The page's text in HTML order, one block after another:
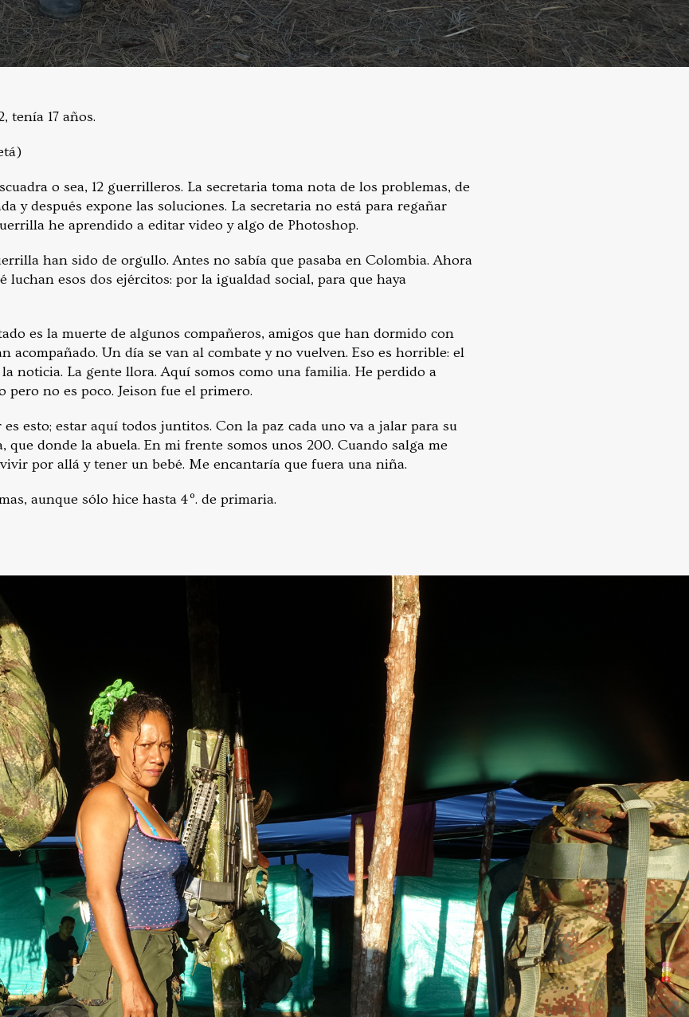
tenía 17 años.
o sea, 12 guerrilleros. La secretaria toma nota de los problemas, de
y después expone las soluciones. La secretaria no está para regañar
he aprendido a editar video y algo de Photoshop.
han sido de orgullo. Antes no sabía que pasaba en Colombia. Ahora
luchan esos dos ejércitos: por la igualdad social, para que haya
es la muerte de algunos compañeros, amigos que han dormido con
acompañado. Un día se van al combate y no vuelven. Eso es horrible: el
noticia. La gente llora. Aquí somos como una familia. He perdido a
pero no es poco. Jeison fue el primero.
esto; estar aquí todos juntitos. Con la paz cada uno va a jalar para su
que donde la abuela. En mi frente somos unos 200. Cuando salga me
por allá y tener un bebé. Me encantaría que fuera una niña.
aunque sólo hice hasta 4º. de primaria.